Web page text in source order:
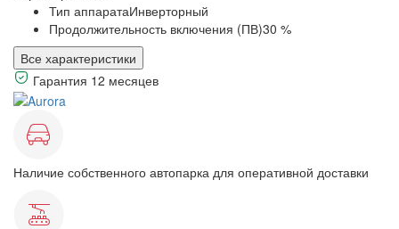
Тип аппаратаИнверторный
Продолжительность включения (ПВ)30 %
Все характеристики
Гарантия 12 месяцев
Наличие собственного автопарка для оперативной доставки